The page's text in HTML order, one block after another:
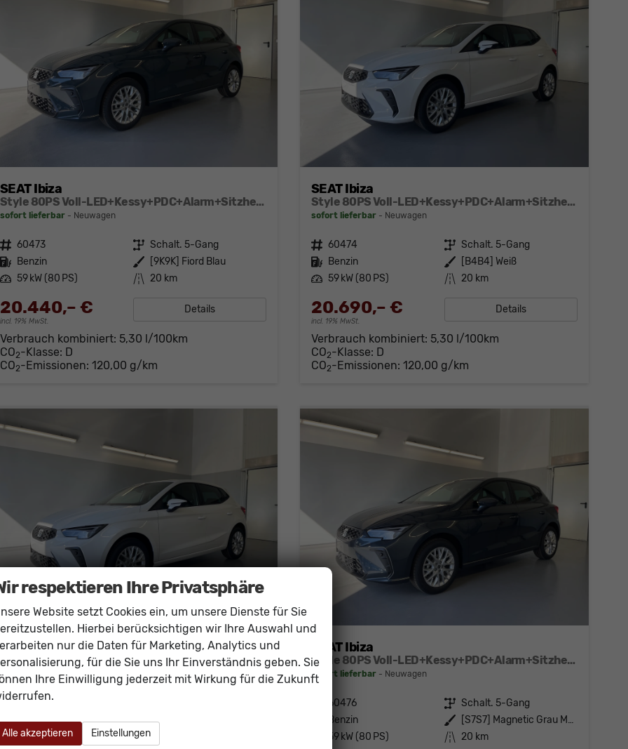
SEAT Ibiza
Style 80PS Voll-LED+Kessy+PDC+Alarm+Sitzheizung+Kamera+App-Connect
sofort lieferbar Neuwagen
Fahrzeugnr. 60473 Getriebe Schalt. 5-Gang
Kraftstoff Benzin Außenfarbe
[9K9K] Fiord Blau
Leistung 59 kW (80 PS) Kilometerstand 20 km
20.440,– €
incl. 19% MwSt.
Details
Verbrauch kombiniert: 5,30 l/100km
CO2-Klasse: D
CO2-Emissionen: 120,00 g/km
SEAT Ibiza
Style 80PS Voll-LED+Kessy+PDC+Alarm+Sitzheizung+Kamera+App-Connect
sofort lieferbar Neuwagen
Fahrzeugnr. 60474 Getriebe Schalt. 5-Gang
Kraftstoff Benzin Außenfarbe
[B4B4] Weiß
Leistung 59 kW (80 PS) Kilometerstand 20 km
20.690,– €
incl. 19% MwSt.
Details
Verbrauch kombiniert: 5,30 l/100km
CO2-Klasse: D
CO2-Emissionen: 120,00 g/km
SEAT Ibiza
Style 80PS Voll-LED+Kessy+PDC+Alarm+Sitzheizung+Kamera+App-Connect
sofort lieferbar Neuwagen
Fahrzeugnr. 60475
Kraftstoff Benzin Außenfarbe [B4B4] Weiß
Leistung 59 kW (80 PS) Kilometerstand 20 km
SEAT Ibiza
Style 80PS Voll-LED+Kessy+PDC+Alarm+Sitzheizung+Kamera+App-Connect
sofort lieferbar Neuwagen
60476 Getriebe Schalt. 5-Gang
Benzin Außenfarbe
[S7S7] Magnetic Grau Metallic
59 kW (80 PS) Kilometerstand 20 km
respektieren Ihre Privatsphäre
Website setzt Cookies ein, um unsere Dienste für Sie
Hierbei berücksichtigen wir Ihre Auswahl und
nur die Daten für Marketing, Analytics und
für die Sie uns Ihr Einverständnis geben. Sie
Ihre Einwilligung jederzeit mit Wirkung für die Zukunft
Alle akzeptieren Einstellungen